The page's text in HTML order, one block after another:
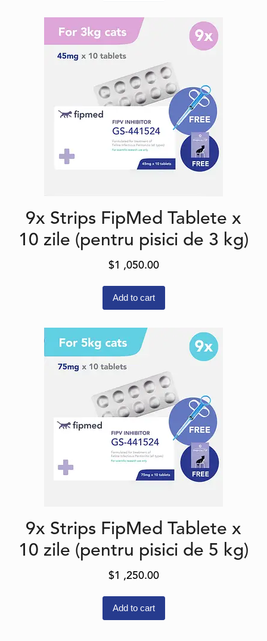
9x Strips FipMed Tablete x
10 zile (pentru pisici de 3 kg)
$1 ,050.00
Add to cart
9x Strips FipMed Tablete x
10 zile (pentru pisici de 5 kg)
$1 ,250.00
Add to cart